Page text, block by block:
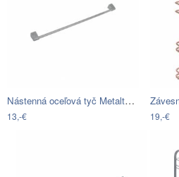
Nástenná oceľová tyč Metaltex Frost…
13,-€ 19,-€